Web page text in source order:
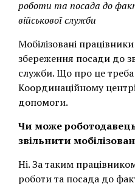
роботи та посада до
військової служби
Мобілізовані
збереження посади до
служби. Що про це треба
Координаційному
допомоги.
Чи може роботодавець
звільнити
Ні. За таким
роботи та посада до